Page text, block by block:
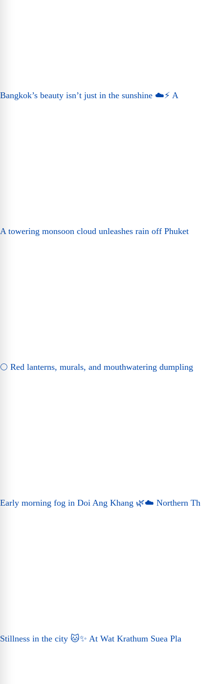
Bangkok’s beauty isn’t just in the sunshine ☁️⚡ A
A towering monsoon cloud unleashes rain off Phuket
🌕 Red lanterns, murals, and mouthwatering dumpling
Early morning fog in Doi Ang Khang 🌿☁️ Northern Th
Stillness in the city 🐱✨ At Wat Krathum Suea Pla